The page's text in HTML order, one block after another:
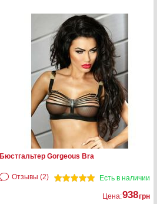
Бюстгальтер Gorgeous Bra
Отзывы (2) Есть в наличии
Цена:938грн